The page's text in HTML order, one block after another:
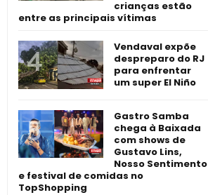
crianças estão
entre as principais vítimas
Vendaval expõe
despreparo do RJ
para enfrentar
um super El Niño
Gastro Samba
chega à Baixada
com shows de
Gustavo Lins,
Nosso Sentimento
e festival de comidas no
TopShopping